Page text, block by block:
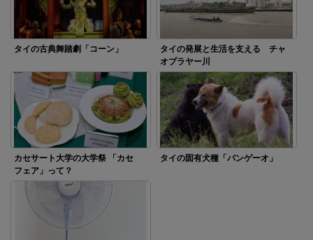
タイの古典舞踏劇「コーン」
タイの発展と生活を支える チャ
オプラヤー川
カセサート大学の大学祭 「カセ
フェア」って？
タイの固有犬種「バンゲーオ」